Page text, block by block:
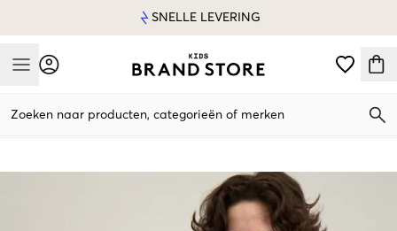
SNELLE LEVERING
Mobile Menu
Zoeken naar producten, categorieën of merken